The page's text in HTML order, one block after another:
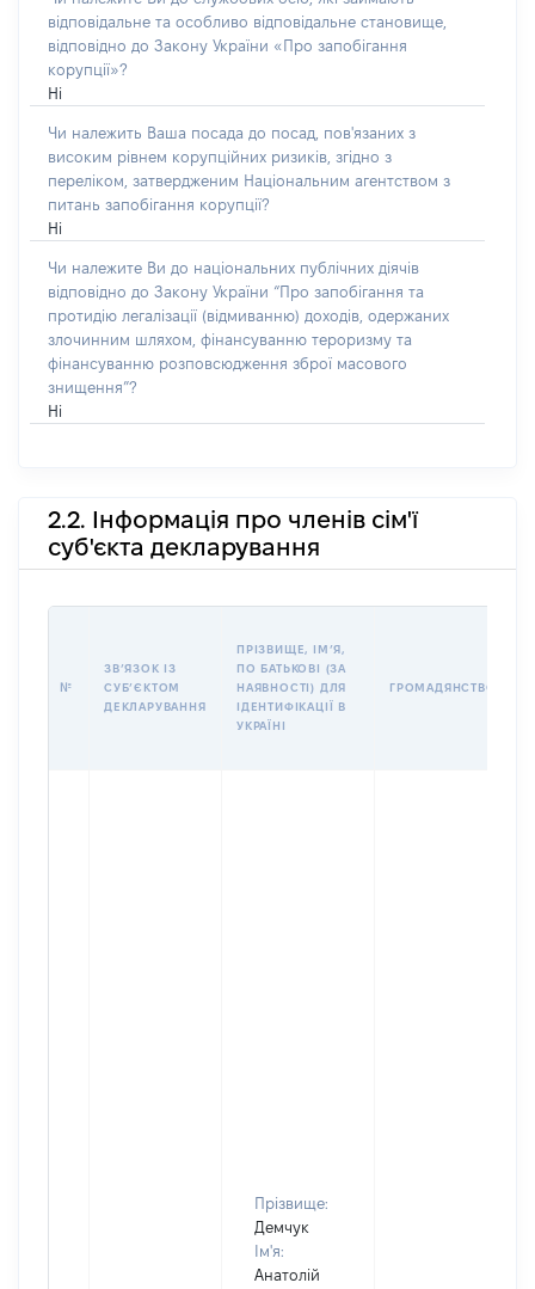
відповідальне та особливо відповідальне становище,
відповідно до Закону України «Про запобігання
корупції»?
Ні
Чи належить Ваша посада до посад, пов'язаних з
високим рівнем корупційних ризиків, згідно з
переліком, затвердженим Національним агентством з
питань запобігання корупції?
Ні
Чи належите Ви до національних публічних діячів
відповідно до Закону України “Про запобігання та
протидію легалізації (відмиванню) доходів, одержаних
злочинним шляхом, фінансуванню тероризму та
фінансуванню розповсюдження зброї масового
знищення”?
Ні
2.2. Інформація про членів сім'ї
суб'єкта декларування
№
ЗВʼЯЗОК ІЗ
СУБʼЄКТОМ
ДЕКЛАРУВАННЯ
ПРІЗВИЩЕ, ІМʼЯ,
ПО БАТЬКОВІ (ЗА
НАЯВНОСТІ) ДЛЯ
ІДЕНТИФІКАЦІЇ В
УКРАЇНІ
ГРОМАДЯНСТВО
Прізвище:
Демчук
Ім'я:
Анатолій